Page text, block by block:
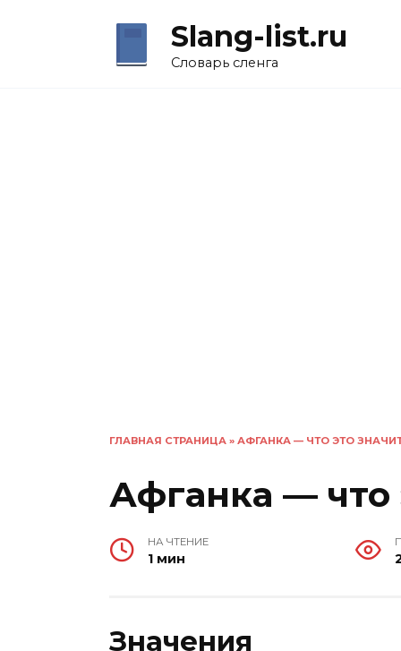
Slang-list.ru
Словарь сленга
ГЛАВНАЯ СТРАНИЦА » АФГАНКА — ЧТО ЭТО
Афганка — что
НА ЧТЕНИЕ
1 мин
Значения